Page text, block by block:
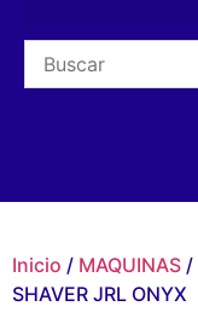
Inicio / MAQUINAS /
SHAVER JRL ONYX